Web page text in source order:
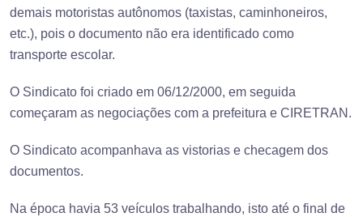
demais motoristas autônomos (taxistas, caminhoneiros,
etc.), pois o documento não era identificado como
transporte escolar.
O Sindicato foi criado em 06/12/2000, em seguida
começaram as negociações com a prefeitura e CIRETRAN.
O Sindicato acompanhava as vistorias e checagem dos
documentos.
Na época havia 53 veículos trabalhando, isto até o final de